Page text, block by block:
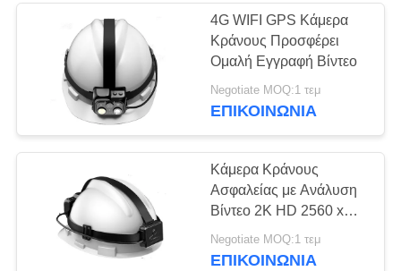
κάμερα ασφαλείας
4G Wifi
135
4G WIFI GPS Κάμερα
Κράνους Προσφέρει
Ομαλή Εγγραφή Βίντεο
Negotiate MOQ:1 τεμ
ΕΠΙΚΟΙΝΩΝΊΑ
Κάμερα Κράνους
Ασφαλείας με Ανάλυση
Βίντεο 2K HD 2560 x
1440p 30fps και
Ευρυγώνιο Φακό 140
Negotiate MOQ:1 τεμ
ΕΠΙΚΟΙΝΩΝΊΑ